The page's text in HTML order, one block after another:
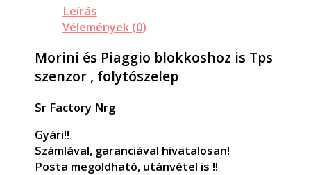
Leírás
Vélemények (0)
Morini és Piaggio blokkoshoz is Tps
szenzor , folytószelep
Sr Factory Nrg
Gyári!!
Számlával, garanciával hivatalosan!
Posta megoldható, utánvétel is !!